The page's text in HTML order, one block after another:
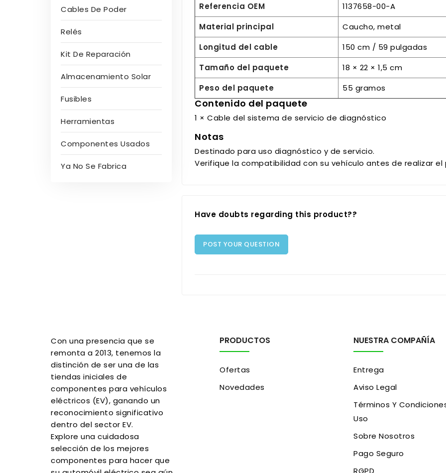
Cables De Poder
Relés
Kit De Reparación
Almacenamiento Solar
Fusibles
Herramientas
Componentes Usados
Ya No Se Fabrica
Referencia OEM
1137658-00-A
Material principal
Caucho, metal
Longitud del cable
150 cm / 59 pulgadas
Tamaño del paquete
18 × 22 × 1,5 cm
Peso del paquete
55 gramos
Contenido del paquete
1 × Cable del sistema de servicio de diagnóstico
Notas
Destinado para uso diagnóstico y de servicio.
Verifique la compatibilidad con su vehículo antes de realizar el
Have doubts regarding this product??
POST YOUR QUESTION
Con una presencia que se
remonta a 2013, tenemos la
distinción de ser una de las
tiendas iniciales de
componentes para vehículos
eléctricos (EV), ganando un
reconocimiento significativo
dentro del sector EV.
Explore una cuidadosa
selección de los mejores
componentes para hacer que
PRODUCTOS
Ofertas
Novedades
NUESTRA COMPAÑÍA
Entrega
Aviso Legal
Términos Y
Uso
Sobre Nosotros
Pago Seguro
RGPD